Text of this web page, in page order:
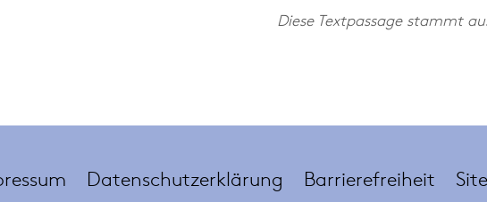
Diese Textpassage stammt
Datenschutzerklärung Barrierefreiheit